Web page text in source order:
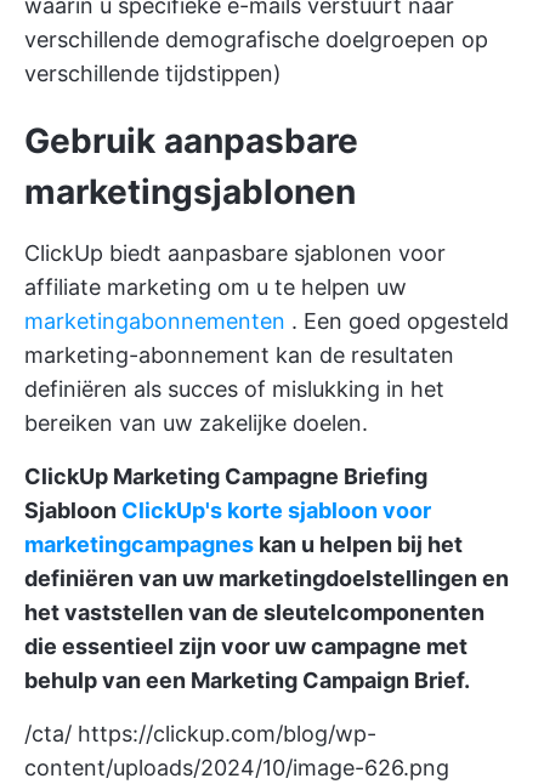
waarin u specifieke e-mails verstuurt naar
verschillende demografische doelgroepen op
verschillende tijdstippen)
Gebruik aanpasbare
marketingsjablonen
ClickUp biedt aanpasbare sjablonen voor
affiliate marketing om u te helpen uw
marketingabonnementen . Een goed opgesteld
marketing-abonnement kan de resultaten
definiëren als succes of mislukking in het
bereiken van uw zakelijke doelen.
ClickUp Marketing Campagne Briefing
Sjabloon ClickUp's korte sjabloon voor
marketingcampagnes kan u helpen bij het
definiëren van uw marketingdoelstellingen en
het vaststellen van de sleutelcomponenten
die essentieel zijn voor uw campagne met
behulp van een Marketing Campaign Brief.
/cta/ https://clickup.com/blog/wp-
content/uploads/2024/10/image-626.png